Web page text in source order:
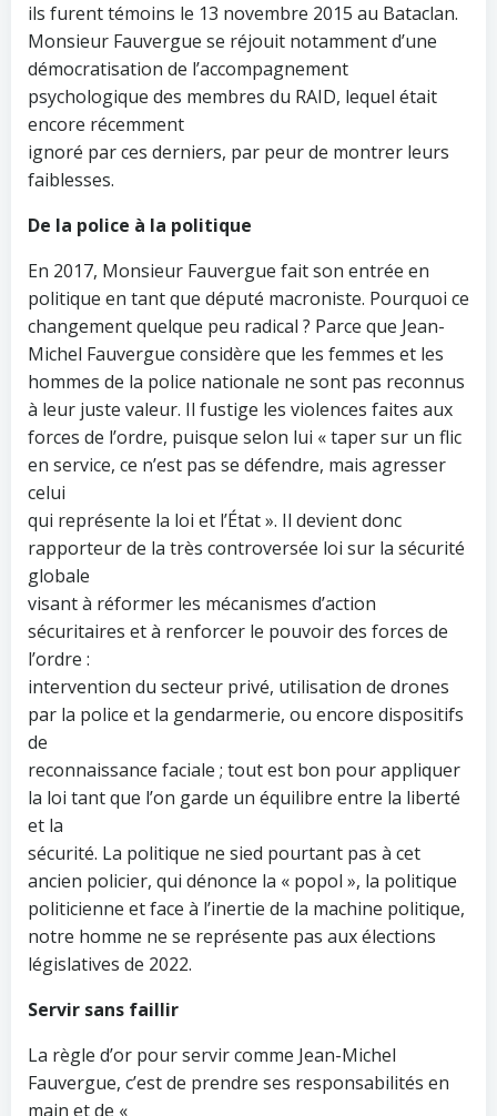
ils furent témoins le 13 novembre 2015 au Bataclan.
Monsieur Fauvergue se réjouit notamment d’une
démocratisation de l’accompagnement
psychologique des membres du RAID, lequel était
encore récemment
ignoré par ces derniers, par peur de montrer leurs
faiblesses.
De la police à la politique
En 2017, Monsieur Fauvergue fait son entrée en
politique en tant que député macroniste. Pourquoi ce
changement quelque peu radical ? Parce que Jean-
Michel Fauvergue considère que les femmes et les
hommes de la police nationale ne sont pas reconnus
à leur juste valeur. Il fustige les violences faites aux
forces de l’ordre, puisque selon lui « taper sur un flic
en service, ce n’est pas se défendre, mais agresser
celui
qui représente la loi et l’État ». Il devient donc
rapporteur de la très controversée loi sur la sécurité
globale
visant à réformer les mécanismes d’action
sécuritaires et à renforcer le pouvoir des forces de
l’ordre :
intervention du secteur privé, utilisation de drones
par la police et la gendarmerie, ou encore dispositifs
de
reconnaissance faciale ; tout est bon pour appliquer
la loi tant que l’on garde un équilibre entre la liberté
et la
sécurité. La politique ne sied pourtant pas à cet
ancien policier, qui dénonce la « popol », la politique
politicienne et face à l’inertie de la machine politique,
notre homme ne se représente pas aux élections
législatives de 2022.
Servir sans faillir
La règle d’or pour servir comme Jean-Michel
Fauvergue, c’est de prendre ses responsabilités en
main et de «